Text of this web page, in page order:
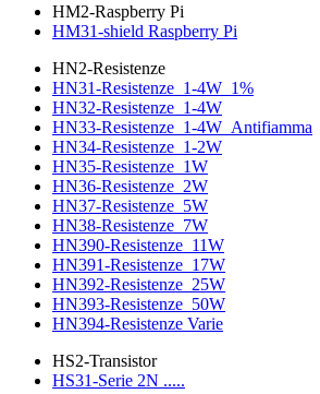
HM2-Raspberry Pi
HM31-shield Raspberry Pi
HN2-Resistenze
HN31-Resistenze_1-4W_1%
HN32-Resistenze_1-4W
HN33-Resistenze_1-4W_Antifiamma
HN34-Resistenze_1-2W
HN35-Resistenze_1W
HN36-Resistenze_2W
HN37-Resistenze_5W
HN38-Resistenze_7W
HN390-Resistenze_11W
HN391-Resistenze_17W
HN392-Resistenze_25W
HN393-Resistenze_50W
HN394-Resistenze Varie
HS2-Transistor
HS31-Serie 2N .....